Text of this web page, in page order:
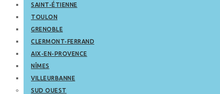
SAINT-ÉTIENNE
TOULON
GRENOBLE
CLERMONT-FERRAND
AIX-EN-PROVENCE
NÎMES
VILLEURBANNE
SUD OUEST